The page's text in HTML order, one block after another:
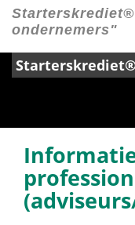
ondernemers"
Starterskrediet®